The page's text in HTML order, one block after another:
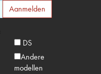
DS
Andere
modellen